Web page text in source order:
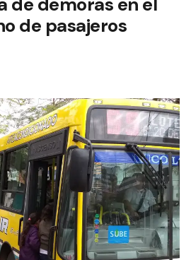
de pasajeros